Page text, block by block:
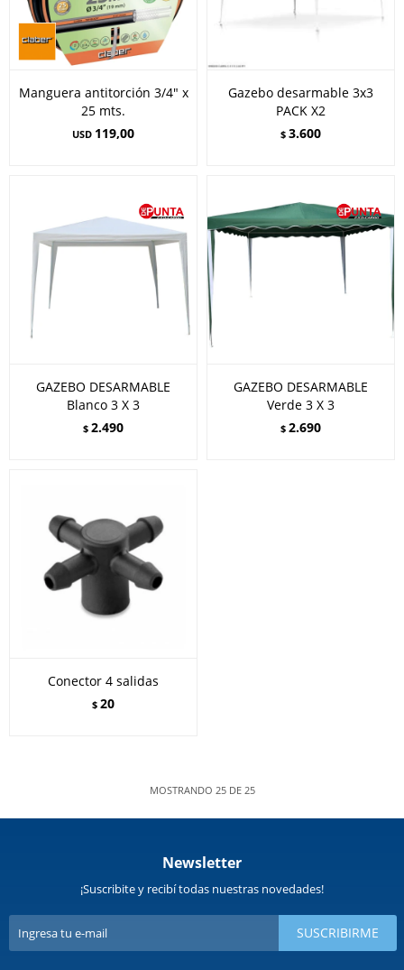
Manguera antitorción 3/4" x
25 mts.
USD 119,00
Gazebo desarmable 3x3
PACK X2
$ 3.600
GAZEBO DESARMABLE
Blanco 3 X 3
$ 2.490
GAZEBO DESARMABLE
Verde 3 X 3
$ 2.690
Conector 4 salidas
$ 20
MOSTRANDO 25DE 25
Newsletter
¡Suscribite y recibí todas nuestras novedades!
SUSCRIBIRME